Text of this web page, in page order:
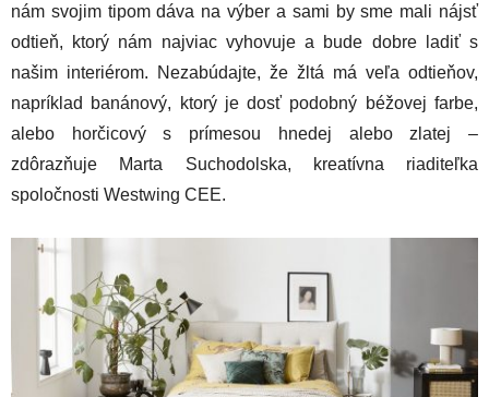
nám svojim tipom dáva na výber a sami by sme mali nájsť
odtieň, ktorý nám najviac vyhovuje a bude dobre ladiť s
našim interiérom. Nezabúdajte, že žltá má veľa odtieňov,
napríklad banánový, ktorý je dosť podobný béžovej farbe,
alebo horčicový s prímesou hnedej alebo zlatej –
zdôrazňuje Marta Suchodolska, kreatívna riaditeľka
spoločnosti Westwing CEE.